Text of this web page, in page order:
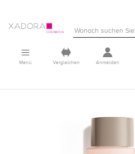
Menü Vergleichen Anmelden